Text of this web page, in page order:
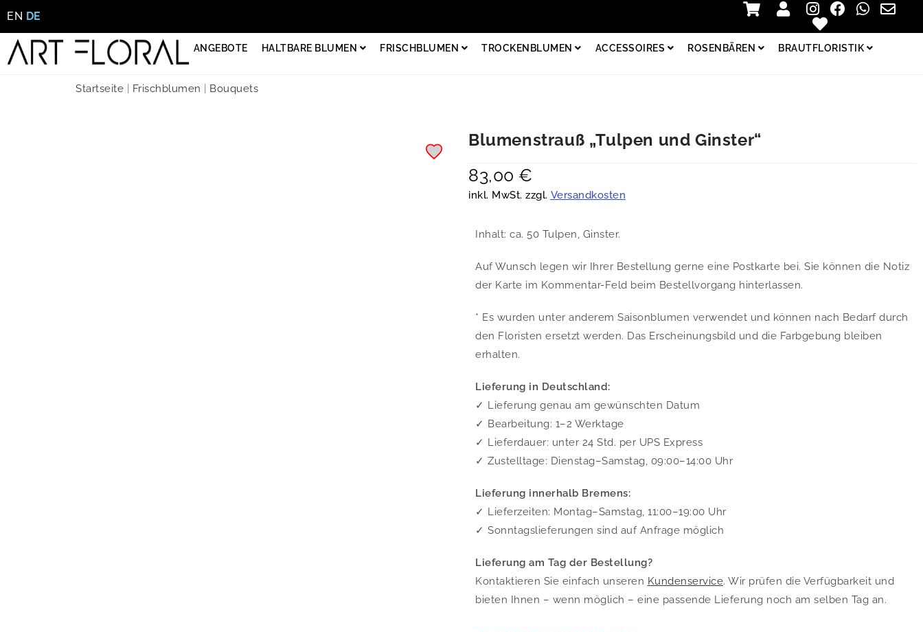
EN DE
ANGEBOTE HALTBARE BLUMEN FRISCHBLUMEN TROCKENBLUMEN ACCESSOIRES ROSENBÄREN BRAUTFLORISTIK
Startseite Frischblumen Bouquets
Blumenstrauß „Tulpen und Ginster“
83,00 €
inkl. MwSt. zzgl. Versandkosten
Inhalt: ca. 50 Tulpen, Ginster.
Auf Wunsch legen wir Ihrer Bestellung gerne eine Postkarte bei. Sie können die Notiz
der Karte im Kommentar-Feld beim Bestellvorgang hinterlassen.
* Es wurden unter anderem Saisonblumen verwendet und können nach Bedarf durch
den Floristen ersetzt werden. Das Erscheinungsbild und die Farbgebung bleiben
erhalten.
Lieferung in Deutschland:
✓ Lieferung genau am gewünschten Datum
✓ Bearbeitung: 1–2 Werktage
✓ Lieferdauer: unter 24 Std. per UPS Express
✓ Zustelltage: Dienstag–Samstag, 09:00–14:00 Uhr
Lieferung innerhalb Bremens:
✓ Lieferzeiten: Montag–Samstag, 11:00–19:00 Uhr
✓ Sonntagslieferungen sind auf Anfrage möglich
Lieferung am Tag der Bestellung?
Kontaktieren Sie einfach unseren Kundenservice. Wir prüfen die Verfügbarkeit und
bieten Ihnen – wenn möglich – eine passende Lieferung noch am selben Tag an.